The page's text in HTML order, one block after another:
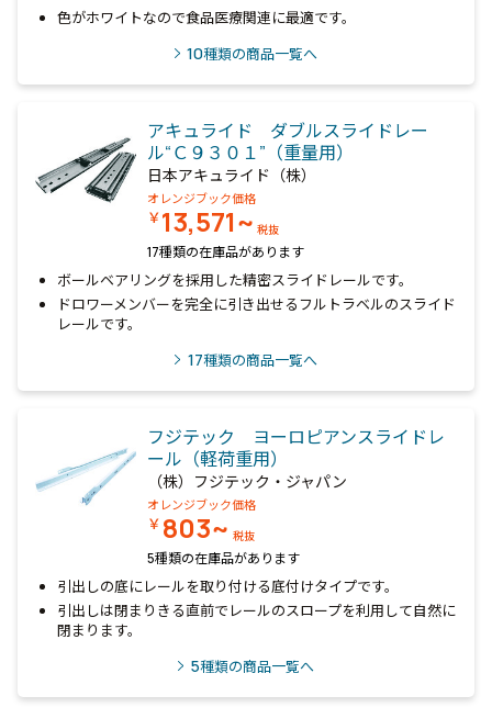
色がホワイトなので食品医療関連に最適です。
10種類の商品一覧へ
アキュライド ダブルスライドレー
ル“Ｃ９３０１”（重量用）
日本アキュライド（株）
オレンジブック価格
￥13,571~ 税抜
17種類の在庫品があります
ボールベアリングを採用した精密スライドレールです。
ドロワーメンバーを完全に引き出せるフルトラベルのスライド
レールです。
17種類の商品一覧へ
フジテック ヨーロピアンスライドレ
ール（軽荷重用）
（株）フジテック・ジャパン
オレンジブック価格
￥ 803~ 税抜
5種類の在庫品があります
引出しの底にレールを取り付ける底付けタイプです。
引出しは閉まりきる直前でレールのスロープを利用して自然に
閉まります。
5種類の商品一覧へ